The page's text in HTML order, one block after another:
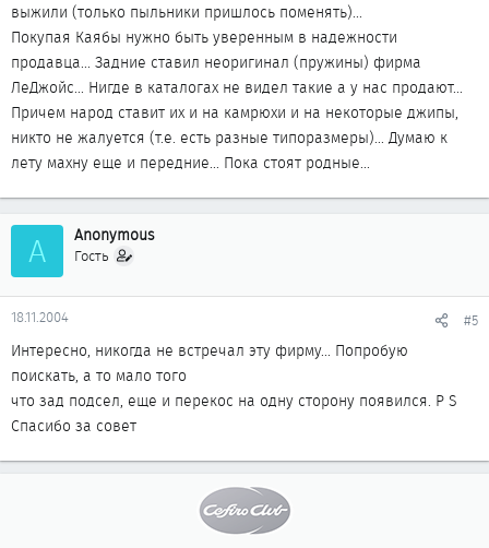
выжили (только пыльники пришлось поменять)...
Покупая Каябы нужно быть уверенным в надежности
продавца... Задние ставил неоригинал (пружины) фирма
ЛеДжойс... Нигде в каталогах не видел такие а у нас продают...
Причем народ ставит их и на камрюхи и на некоторые джипы,
никто не жалуется (т.е. есть разные типоразмеры)... Думаю к
лету махну еще и передние... Пока стоят родные...
A Anonymous
Гость
18.11.2004 #5
Интересно, никогда не встречал эту фирму... Попробую
поискать, а то мало того
что зад подсел, еще и перекос на одну сторону появился. P S
Спасибо за совет